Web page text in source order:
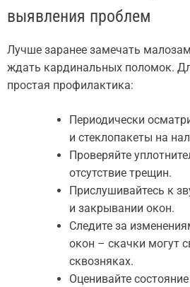
выявления проблем
Лучше заранее замечать
ждать кардинальных поломок.
простая профилактика:
Периодически
и стеклопакеты на
Проверяйте
отсутствие трещин.
Прислушивайтесь к
и закрывании окон.
Следите за
окон – скачки могут
сквозняках.
Оценивайте